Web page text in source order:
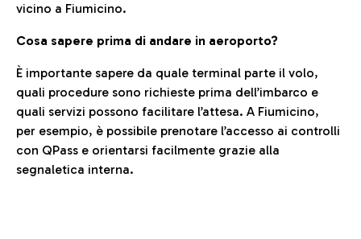
vicino a Fiumicino.
Cosa sapere prima di andare in aeroporto?
È importante sapere da quale terminal parte il volo,
quali procedure sono richieste prima dell’imbarco e
quali servizi possono facilitare l’attesa. A Fiumicino,
per esempio, è possibile prenotare l’accesso ai controlli
con QPass e orientarsi facilmente grazie alla
segnaletica interna.